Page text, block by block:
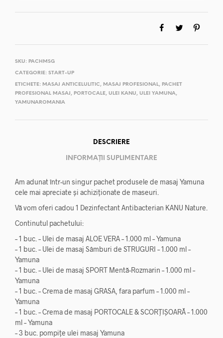
SKU: PACHMSG
CATEGORIE: START-UP
ETICHETE: MASAJ ANTICELULITIC, MASAJ PROFESIONAL, PACHET
PROFESIONAL MASAJ, PORTOCALE, ULEI KANU, ULEI YAMUNA,
YAMUNAROMANIA
DESCRIERE
INFORMAȚII SUPLIMENTARE
Am adunat într-un singur pachet produsele de masaj Yamuna
cele mai apreciate și achiziționate de maseuri.
Vă vom oferi cadou 1 Dezinfectant Antibacterian KANU Nature.
Continutul pachetului:
– 1 buc. – Ulei de masaj ALOE VERA – 1.000 ml – Yamuna
– 1 buc. – Ulei de masaj Sâmburi de STRUGURI – 1.000 ml –
Yamuna
– 1 buc. – Ulei de masaj SPORT Mentă-Rozmarin – 1.000 ml –
Yamuna
– 1 buc. – Crema de masaj GRASA, fara parfum – 1.000 ml –
Yamuna
– 1 buc. – Crema de masaj PORTOCALE & SCORȚIȘOARĂ – 1.000
ml – Yamuna
– 3 buc. pompițe ulei masaj Yamuna